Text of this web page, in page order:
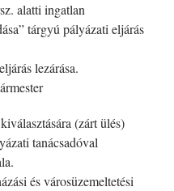
alatti ingatlan
tárgyú pályázati eljárás
lezárása.
(zárt ülés)
tanácsadóval
és városüzemeltetési